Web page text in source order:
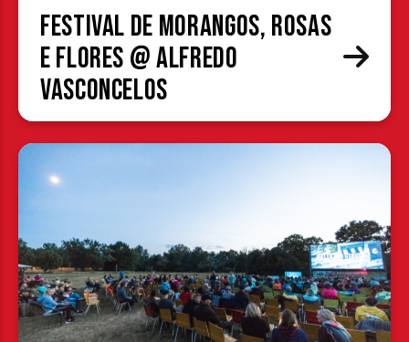
Festival de Morangos, Rosas
e Flores @ Alfredo
Vasconcelos